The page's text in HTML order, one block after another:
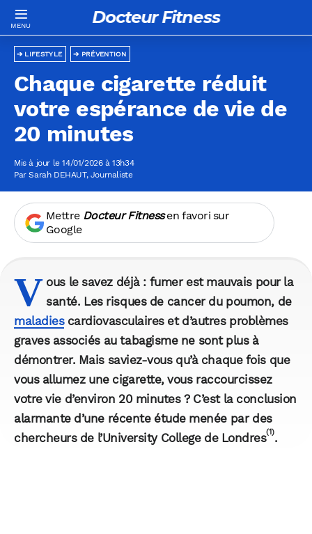
Docteur Fitness
PRÉVENTION
LIFESTYLE
Chaque cigarette réduit
votre espérance de vie de
20 minutes
Mis à jour le 14/01/2026 à 13h34
ParSarah DEHAUT, Journaliste
Mettre Docteur Fitnessen favori sur
Google
V ous le savez déjà : fumer est mauvais pour la
santé. Les risques de cancer du poumon, de
maladiescardiovasculaires et d’autres problèmes
graves associés au tabagisme ne sont plus à
démontrer. Mais saviez-vous qu’à chaque fois que
vous allumez une cigarette, vous raccourcissez
votre vie d’environ 20 minutes ? C’est la conclusion
alarmante d’une récente étude menée par des
chercheurs de l’University College de Londres(1).